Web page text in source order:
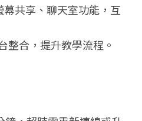
共享、聊天室功能，互
整合，提升教學流程。